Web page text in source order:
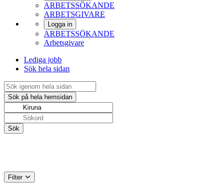
ARBETSSÖKANDE
ARBETSGIVARE
Logga in
ARBETSSÖKANDE
Arbetsgivare
Lediga jobb
Sök hela sidan
Filter